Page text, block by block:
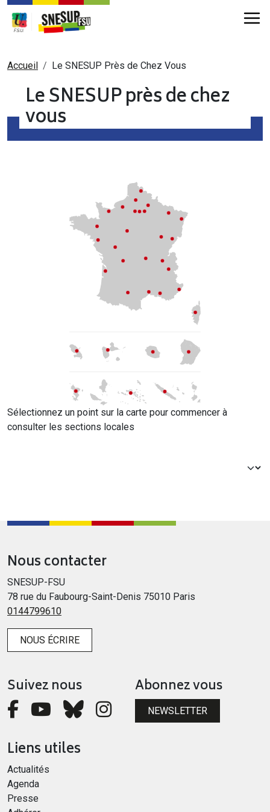
Aller au contenu principal
Fil d'Ariane
Accueil Le SNESUP Près de Chez Vous
Le SNESUP près de chez
vous
Sélectionnez un point sur la carte pour commencer à
consulter les sections locales
Nous contacter
SNESUP-FSU
78 rue du Faubourg-Saint-Denis 75010 Paris
0144799610
NOUS ÉCRIRE
Suivez nous Abonnez vous
NEWSLETTER
Liens utiles
Actualités
Agenda
Presse